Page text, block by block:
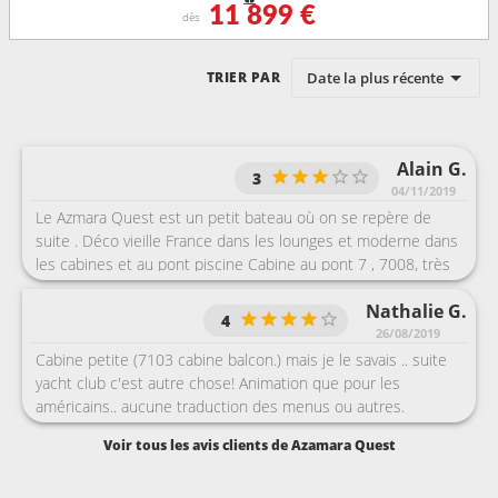
dès 11 899 €
TRIER PAR Date la plus récente
Alain G.
04/11/2019
3
Le Azmara Quest est un petit bateau où on se repère de
suite . Déco vieille France dans les lounges et moderne dans
les cabines et au pont piscine Cabine au pont 7 , 7008, très
bien située, mais pas mal de vibrations aux arrivées et aux
départs des escales . Salle d'eau microscopique surtout la
douche ....plus petite que dans un camping car . Produits de
toilette bas de gamme Buffet top, beaucoup de choix , dîner
à thème tous les soirs . Peu d'animations voire pas . Grosse
différence entre la 1 ère croisière avec une clientèle
majoritairement anglophone très correcte et la 2 ème
croisière avec des Australiens très bruyants ( ils devaient se
Nathalie G.
26/08/2019
4
Cabine petite (7103 cabine balcon.) mais je le savais .. suite
yacht club c'est autre chose! Animation que pour les
américains.. aucune traduction des menus ou autres.
personnel top , vraiment super boisson du tout inclus très
bien. Super chef de la sécurité francophone.. restauration
Voir tous les avis clients de Azamara Quest